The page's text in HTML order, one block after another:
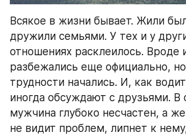
Всякое в жизни бывает. Жили
дружили семьями. У тех и у
отношениях расклеилось. Вроде
разбежались еще официально,
трудности начались. И, как
иногда обсуждают с друзьями. В
мужчина глубоко несчастен, а
не видит проблем, липнет к